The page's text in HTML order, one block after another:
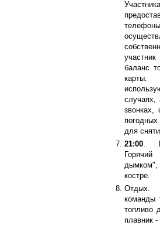
баланс
карты.
случаях,
звонках,
погодных
для
21:00.
костре.
Отдых.
команды
топливо
плавник -